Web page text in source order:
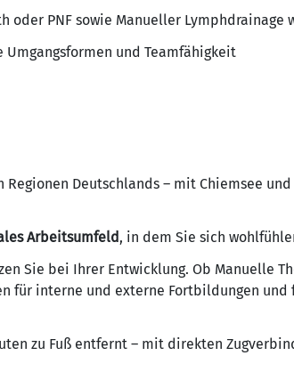
PNF sowie Manueller Lymphdrainage
und Teamfähigkeit
Deutschlands – mit Chiemsee
Arbeitsumfeld, in dem Sie sich
Sie bei Ihrer Entwicklung. Ob Manuelle
für interne und externe Fortbildungen und
zu Fuß entfernt – mit direkten